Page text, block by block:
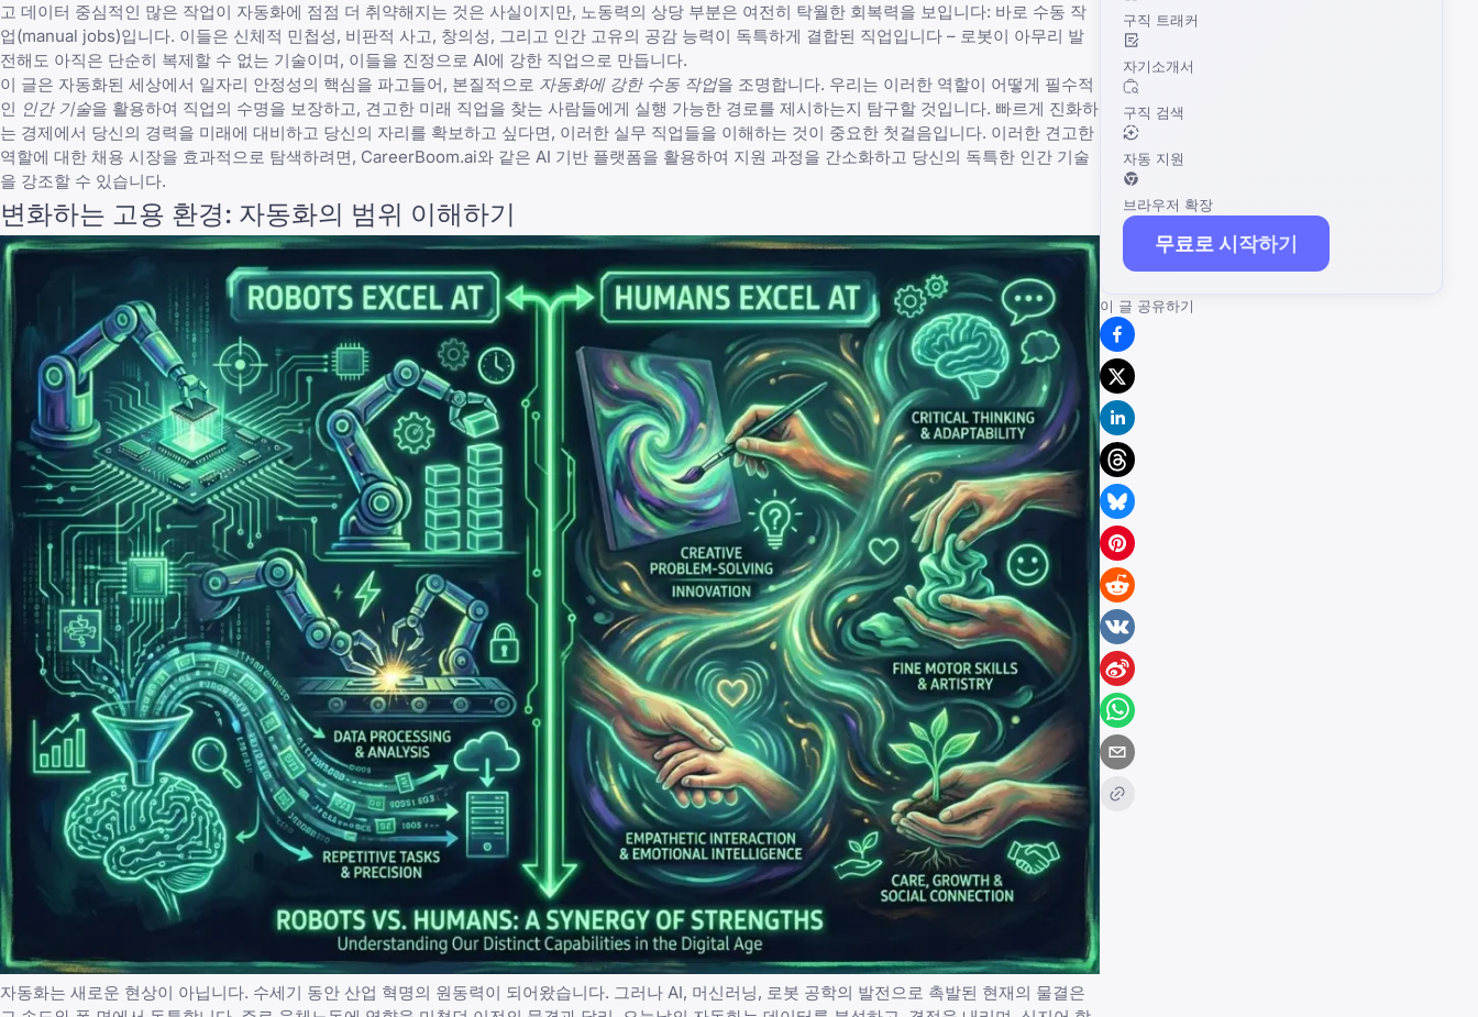
고 데이터 중심적인 많은 작업이 자동화에 점점 더 취약해지는 것은 사실이지만, 노동력의 상당 부분은 여전히 탁월한 회복력을 보입니다: 바로 수동 작
업(manual jobs)입니다. 이들은 신체적 민첩성, 비판적 사고, 창의성, 그리고 인간 고유의 공감 능력이 독특하게 결합된 직업입니다 – 로봇이 아무리 발
전해도 아직은 단순히 복제할 수 없는 기술이며, 이들을 진정으로 AI에 강한 직업으로 만듭니다.
이 글은 자동화된 세상에서 일자리 안정성의 핵심을 파고들어, 본질적으로 자동화에 강한 수동 작업을 조명합니다. 우리는 이러한 역할이 어떻게 필수적
인 인간 기술을 활용하여 직업의 수명을 보장하고, 견고한 미래 직업을 찾는 사람들에게 실행 가능한 경로를 제시하는지 탐구할 것입니다. 빠르게 진화하
는 경제에서 당신의 경력을 미래에 대비하고 당신의 자리를 확보하고 싶다면, 이러한 실무 직업들을 이해하는 것이 중요한 첫걸음입니다. 이러한 견고한
역할에 대한 채용 시장을 효과적으로 탐색하려면, CareerBoom.ai와 같은 AI 기반 플랫폼을 활용하여 지원 과정을 간소화하고 당신의 독특한 인간 기술
을 강조할 수 있습니다.
변화하는 고용 환경: 자동화의 범위 이해하기
자동화는 새로운 현상이 아닙니다. 수세기 동안 산업 혁명의 원동력이 되어왔습니다. 그러나 AI, 머신러닝, 로봇 공학의 발전으로 촉발된 현재의 물결은
구직 트래커
자기소개서
구직 검색
자동 지원
브라우저 확장
무료로 시작하기
이 글 공유하기